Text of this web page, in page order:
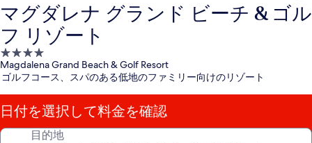
マグダレナ グランド ビーチ & ゴル
フ リゾート
4.0
つ
星
宿
泊
施
Magdalena Grand Beach & Golf Resort
ゴルフコース、スパのある低地のファミリー向けのリゾート
日付を選択して料金を確認
目的地